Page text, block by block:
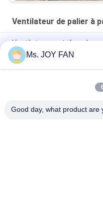
Ventilateur de palier à
Ventilateur centrifuge à
60KPA Turbo
Souffleur centrifugeur à
XTB 700HP souffleur
Ms. JOY FAN
Good day, what product are